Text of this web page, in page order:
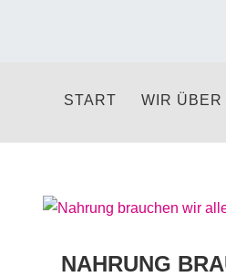
START WIR ÜBER
NAHRUNG